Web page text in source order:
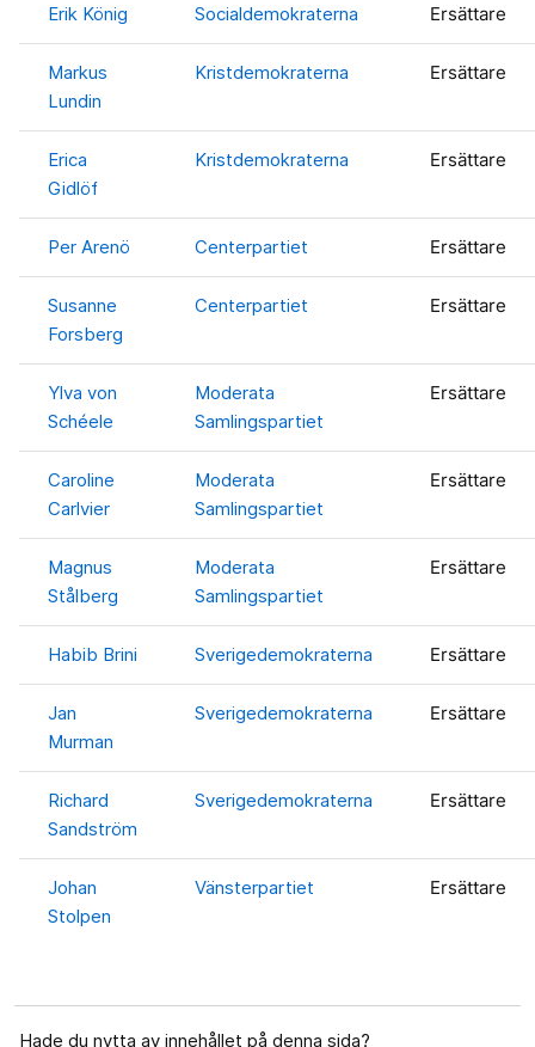
Erik König Socialdemokraterna Ersättare
Markus
Lundin
Kristdemokraterna Ersättare
Erica
Gidlöf
Kristdemokraterna Ersättare
Per Arenö Centerpartiet Ersättare
Susanne
Forsberg
Centerpartiet Ersättare
Ylva von
Schéele
Moderata
Samlingspartiet
Ersättare
Caroline
Carlvier
Moderata
Samlingspartiet
Ersättare
Magnus
Stålberg
Moderata
Samlingspartiet
Ersättare
Habib Brini Sverigedemokraterna Ersättare
Jan
Murman
Sverigedemokraterna Ersättare
Richard
Sandström
Sverigedemokraterna Ersättare
Johan
Stolpen
Vänsterpartiet Ersättare
Hade du nytta av innehållet på denna sida?